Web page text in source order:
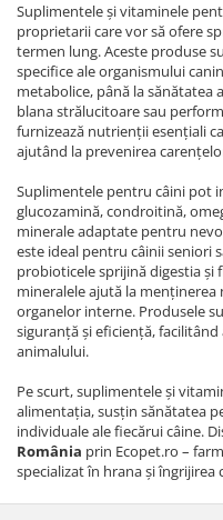
Suplimentele și vitaminele
proprietarii care vor să ofere
termen lung. Aceste produse
specifice ale organismului
metabolice, până la sănătatea
blana strălucitoare sau
furnizează nutrienții esențiali
ajutând la prevenirea
Suplimentele pentru câini pot
glucozamină, condroitină,
minerale adaptate pentru
este ideal pentru câinii seniori
probioticele sprijină digestia și
mineralele ajută la menținerea
organelor interne. Produsele
siguranță și eficiență,
animalului.
Pe scurt, suplimentele și
alimentația, susțin sănătatea
individuale ale fiecărui câine.
România prin Ecopet.ro –
specializat în hrana și îngrijirea